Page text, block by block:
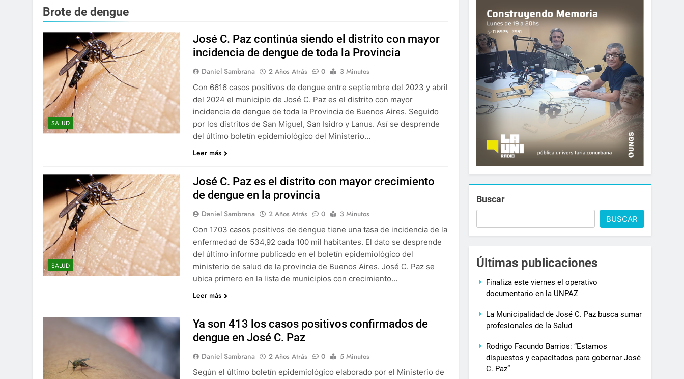
Brote de dengue
SALUD
José C. Paz continúa siendo el distrito con mayor
incidencia de dengue de toda la Provincia
Daniel Sambrana 2 Años Atrás 0
3 Minutos
Con 6616 casos positivos de dengue entre septiembre del 2023 y abril
del 2024 el municipio de José C. Paz es el distrito con mayor
incidencia de dengue de toda la Provincia de Buenos Aires. Seguido
por los distritos de San Miguel, San Isidro y Lanus. Así se desprende
del último boletín epidemiológico del Ministerio…
Leer más
SALUD
José C. Paz es el distrito con mayor crecimiento
de dengue en la provincia
Daniel Sambrana 2 Años Atrás 0
3 Minutos
Con 1703 casos positivos de dengue tiene una tasa de incidencia de la
enfermedad de 534,92 cada 100 mil habitantes. El dato se desprende
del último informe publicado en el boletín epidemiológico del
ministerio de salud de la provincia de Buenos Aires. José C. Paz se
ubica primero en la lista de municipios con crecimiento…
Leer más
Ya son 413 los casos positivos confirmados de
dengue en José C. Paz
Daniel Sambrana 2 Años Atrás 0
5 Minutos
Según el último boletín epidemiológico elaborado por el Ministerio de
Buscar
BUSCAR
Últimas publicaciones
Finaliza este viernes el operativo
documentario en la UNPAZ
La Municipalidad de José C. Paz busca sumar
profesionales de la Salud
Rodrigo Facundo Barrios: “Estamos
dispuestos y capacitados para gobernar José
C. Paz”